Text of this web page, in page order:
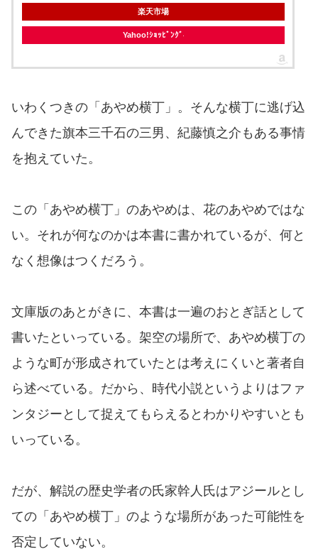
楽天市場
Yahoo!ｼｮｯﾋﾟﾝｸﾞ
いわくつきの「あやめ横丁」。そんな横丁に逃げ込
んできた旗本三千石の三男、紀藤慎之介もある事情
を抱えていた。
この「あやめ横丁」のあやめは、花のあやめではな
い。それが何なのかは本書に書かれているが、何と
なく想像はつくだろう。
文庫版のあとがきに、本書は一遍のおとぎ話として
書いたといっている。架空の場所で、あやめ横丁の
ような町が形成されていたとは考えにくいと著者自
ら述べている。だから、時代小説というよりはファ
ンタジーとして捉えてもらえるとわかりやすいとも
いっている。
だが、解説の歴史学者の氏家幹人氏はアジールとし
ての「あやめ横丁」のような場所があった可能性を
否定していない。